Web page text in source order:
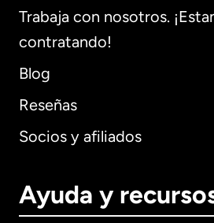
Trabaja con nosotros.
contratando!
Blog
Reseñas
Socios y afiliados
Ayuda y